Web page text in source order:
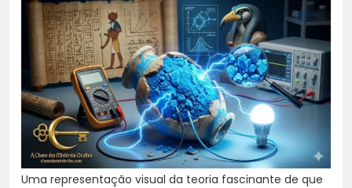
Uma representação visual da teoria fascinante de que